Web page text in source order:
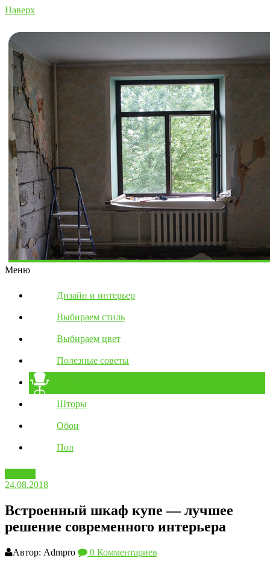
Наверх
Меню
Дизайн и интерьер
Выбираем стиль
Выбираем цвет
Полезные советы
Шторы
Обои
Пол
24.08.2018
Встроенный шкаф купе — лучшее
решение современного интерьера
Автор: Admpro
0 Комментариев